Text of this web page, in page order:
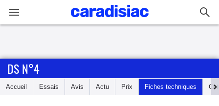
Accueil
DS N°4
Accueil Essais Avis Actu Prix Fiches techniques